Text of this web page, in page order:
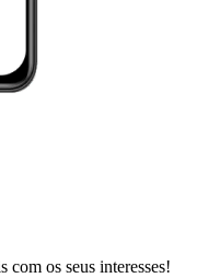
com os seus interesses!